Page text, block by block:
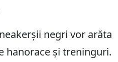
negri vor arăta
hanorace și treninguri.